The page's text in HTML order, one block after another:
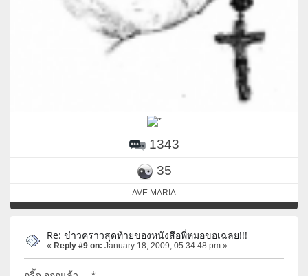
1343
35
AVE MARIA
Re: ข่าวคราวสุดท้ายของหนังสือพี่หมอขอเฉลย!!!
« Reply #9 on: January 18, 2009, 05:34:48 pm »